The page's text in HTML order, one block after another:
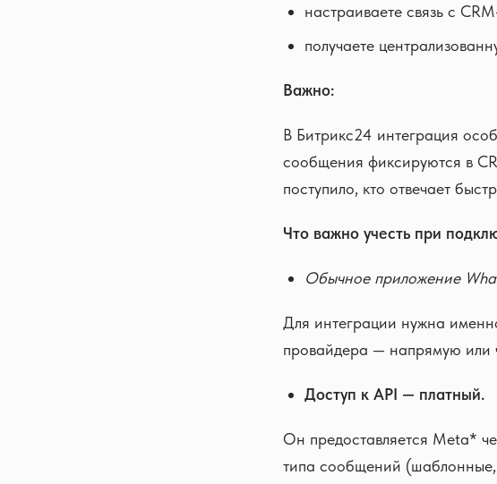
настраиваете связь с
получаете
Важно:
В Битрикс24 интеграция
сообщения фиксируются в
поступило, кто отвечает
Что важно учесть при
Обычное приложение
Для интеграции нужна
провайдера — напрямую или
Доступ к API — платный.
Он предоставляется Meta*
типа сообщений (шаблонные,